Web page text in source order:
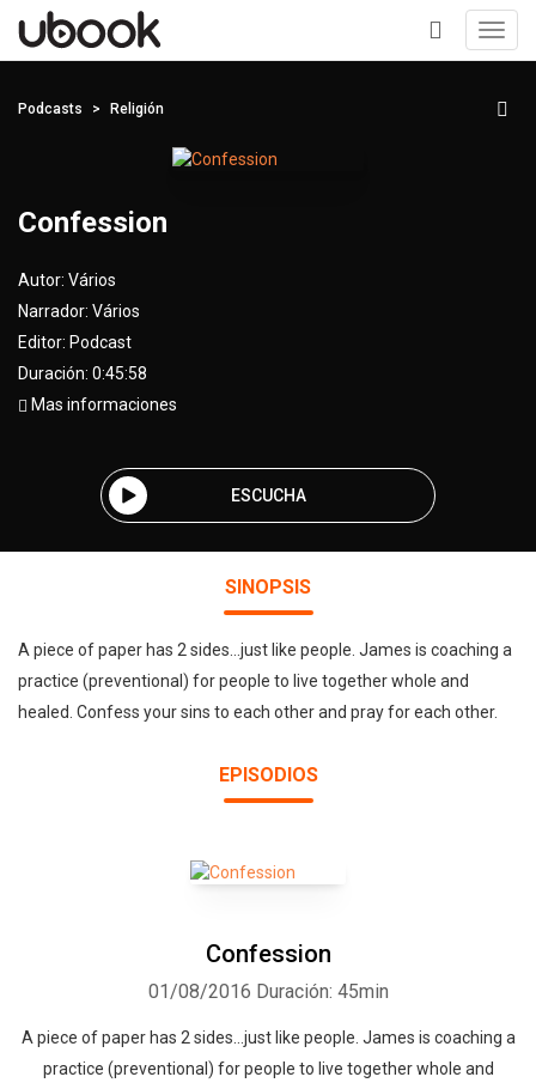
+
Podcasts Religión
Confession
Autor: Vários
Narrador: Vários
Editor: Podcast
Duración: 0:45:58
Mas informaciones
ESCUCHA
SINOPSIS
A piece of paper has 2 sides…just like people. James is coaching a
practice (preventional) for people to live together whole and
healed. Confess your sins to each other and pray for each other.
EPISODIOS
Confession
01/08/2016 Duración: 45min
A piece of paper has 2 sides…just like people. James is coaching a
practice (preventional) for people to live together whole and